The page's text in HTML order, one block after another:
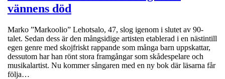
vännens död
Marko ”Markoolio” Lehotsalo, 47, slog igenom i slutet av 90-
talet. Sedan dess är den mångsidige artisten etablerad i en nästintill
egen genre med skojfriskt rappande som många barn uppskattar,
dessutom har han rönt stora framgångar som skådespelare och
musikalartist. Nu kommer sångaren med en ny bok där läsarna får
följa…